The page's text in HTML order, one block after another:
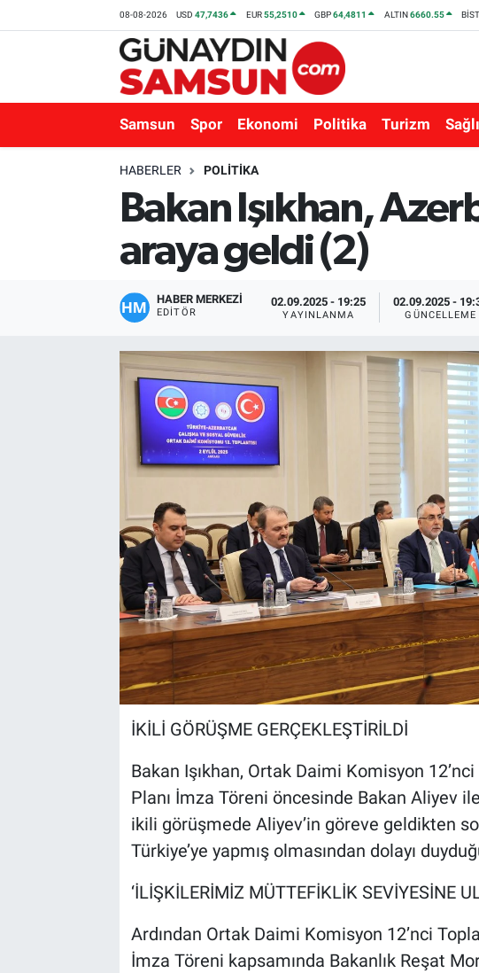
08-08-2026 USD47,7436 EUR55,2510 GBP64,4811 ALTIN6660.55
Samsun Spor Ekonomi Politika Turizm
HABERLER POLITIKA
Bakan Işıkhan,
araya geldi (2)
HABER MERKEZİ
EDITÖR
02.09.2025 - 19:25
YAYINLANMA
02.09.2025 -
GÜNCELLEME
İKİLİ GÖRÜŞME GERÇEKLEŞTİRİLDİ
Bakan Işıkhan, Ortak Daimi Komisyon
Planı İmza Töreni öncesinde Bakan Aliyev
ikili görüşmede Aliyev’in göreve geldikten
Türkiye’ye yapmış olmasından dolayı
‘İLİŞKİLERİMİZ MÜTTEFİKLİK SEVİYESİNE
Ardından Ortak Daimi Komisyon 12’nci
İmza Töreni kapsamında Bakanlık Reşat
Bilim ve Teknoloji
Nöbetçi Eczaneler
Süper Lig Puan Durumu ve Fikstür
Tüm Manşetler
Son Dakika Haberleri